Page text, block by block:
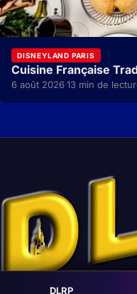
DISNEYLAND PARIS
Cuisine Française
6 août 2026·13 min de
Ecoutez-nous avec de
DLRP